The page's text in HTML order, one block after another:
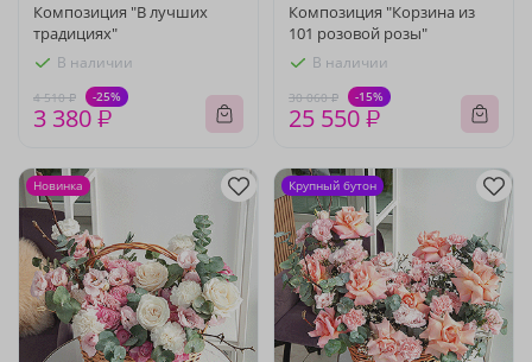
Композиция "В лучших
традициях"
В наличии
4 510 ₽ -25%
3 380 ₽
Композиция "Корзина из
101 розовой розы"
В наличии
30 060 ₽ -15%
25 550 ₽
Новинка Крупный бутон